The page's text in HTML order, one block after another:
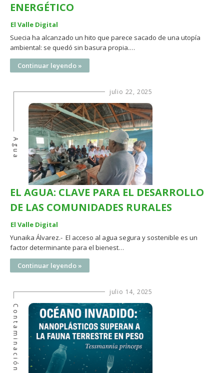
ENERGÉTICO
El Valle Digital
Suecia ha alcanzado un hito que parece sacado de una utopía
ambiental: se quedó sin basura propia.…
Continuar leyendo »
julio 22, 2025
Agua
EL AGUA: CLAVE PARA EL DESARROLLO
DE LAS COMUNIDADES RURALES
El Valle Digital
Yunaika Álvarez.- El acceso al agua segura y sostenible es un
factor determinante para el bienest…
Continuar leyendo »
julio 14, 2025
Contaminación